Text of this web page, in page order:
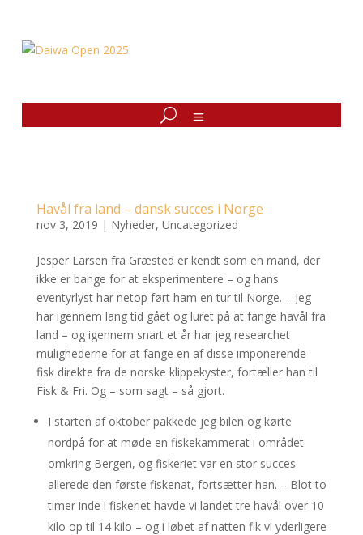
Havål fra land – dansk succes i Norge
nov 3, 2019 | Nyheder, Uncategorized
Jesper Larsen fra Græsted er kendt som en mand, der
ikke er bange for at eksperimentere – og hans
eventyrlyst har netop ført ham en tur til Norge. – Jeg
har igennem lang tid gået og luret på at fange havål fra
land – og igennem snart et år har jeg researchet
mulighederne for at fange en af disse imponerende
fisk direkte fra de norske klippekyster, fortæller han til
Fisk & Fri. Og – som sagt – så gjort.
I starten af oktober pakkede jeg bilen og kørte
nordpå for at møde en fiskekammerat i området
omkring Bergen, og fiskeriet var en stor succes
allerede den første fiskenat, fortsætter han. – Blot to
timer inde i fiskeriet havde vi landet tre havål over 10
kilo op til 14 kilo – og i løbet af natten fik vi yderligere